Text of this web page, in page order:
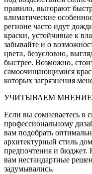
правило‚ выгорают
климатические
регионе часто идут
краски‚ устойчивые к
забывайте и о
цвета‚ безусловно‚
быстрее. Возможно‚
самоочищающимися
которых загрязнения
УЧИТЫВАЕМ
Если вы сомневаетесь в
профессиональному
вам подобрать
архитектурный стиль
предпочтения и бюджет.
вам нестандартные
задумывались.